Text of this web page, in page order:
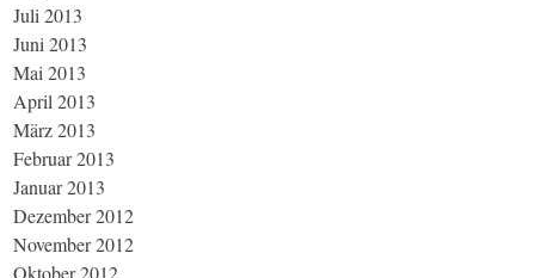
Juli 2013
Juni 2013
Mai 2013
April 2013
März 2013
Februar 2013
Januar 2013
Dezember 2012
November 2012
Oktober 2012